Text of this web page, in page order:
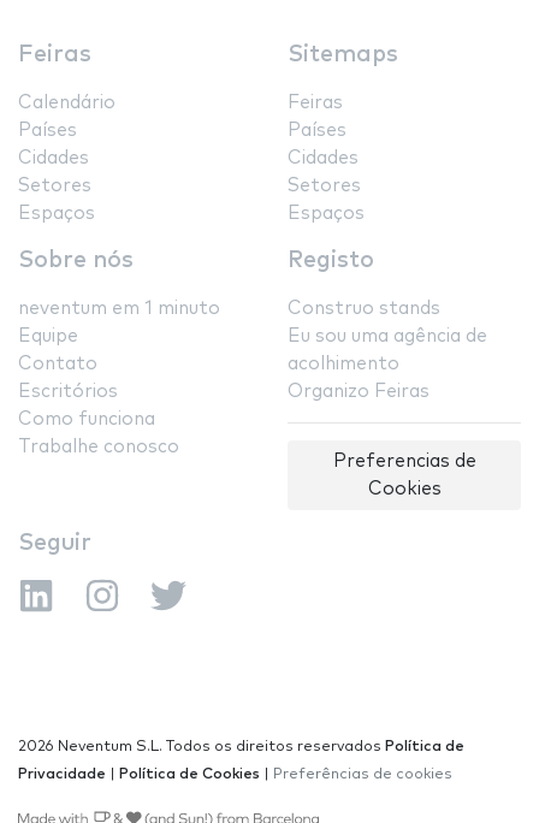
Feiras
Calendário
Países
Cidades
Setores
Espaços
Sitemaps
Feiras
Países
Cidades
Setores
Espaços
Sobre nós
neventum em 1 minuto
Equipe
Contato
Escritórios
Como funciona
Trabalhe conosco
Registo
Construo stands
Eu sou uma agência de
acolhimento
Organizo Feiras
Preferencias de
Cookies
Seguir
2026 Neventum S.L. Todos os direitos reservados Política de
Privacidade
Política de Cookies Preferências de cookies